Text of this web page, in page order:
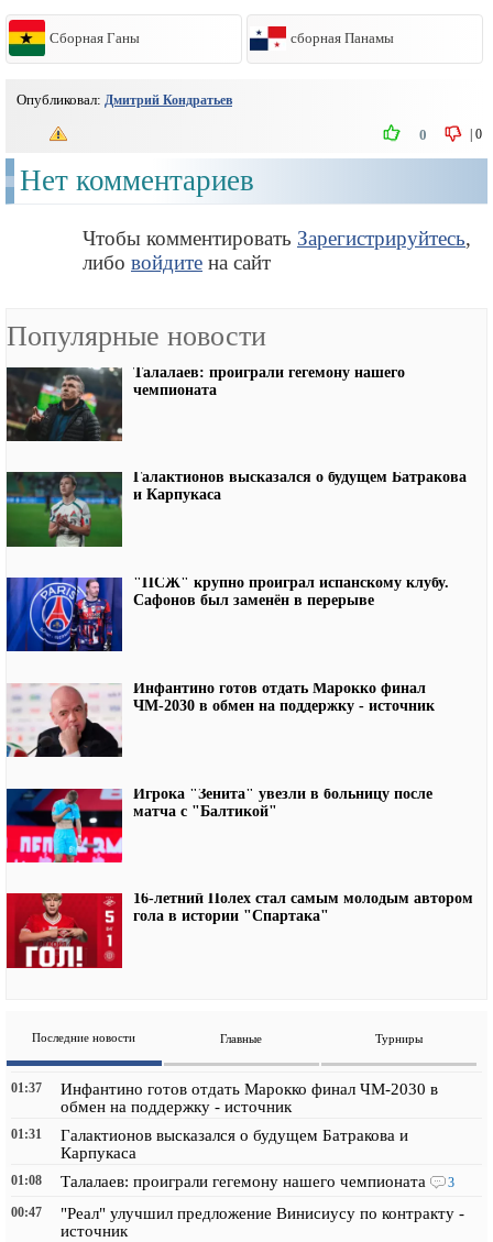
Сборная Ганы сборная Панамы
Опубликовал: Дмитрий Кондратьев
| 0
0
Нет комментариев
Чтобы комментировать Зарегистрируйтесь,
либо войдите на сайт
Популярные новости
Талалаев: проиграли гегемону нашего
чемпионата
Галактионов высказался о будущем Батракова
и Карпукаса
"ПСЖ" крупно проиграл испанскому клубу.
Сафонов был заменён в перерыве
Инфантино готов отдать Марокко финал
ЧМ-2030 в обмен на поддержку - источник
Игрока "Зенита" увезли в больницу после
матча с "Балтикой"
16-летний Полех стал самым молодым автором
гола в истории "Спартака"
Последние новости Главные Турниры
01:37
Инфантино готов отдать Марокко финал ЧМ-2030 в
обмен на поддержку - источник
01:31
Галактионов высказался о будущем Батракова и
Карпукаса
01:08 Талалаев: проиграли гегемону нашего чемпионата
3
00:47
"Реал" улучшил предложение Винисиусу по контракту -
источник